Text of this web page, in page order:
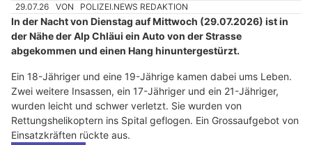
29.07.26 VON POLIZEI.NEWS REDAKTION
In der Nacht von Dienstag auf Mittwoch (29.07.2026) ist in
der Nähe der Alp Chläui ein Auto von der Strasse
abgekommen und einen Hang hinuntergestürzt.
Ein 18-Jähriger und eine 19-Jährige kamen dabei ums Leben.
Zwei weitere Insassen, ein 17-Jähriger und ein 21-Jähriger,
wurden leicht und schwer verletzt. Sie wurden von
Rettungshelikoptern ins Spital geflogen. Ein Grossaufgebot von
Einsatzkräften rückte aus.